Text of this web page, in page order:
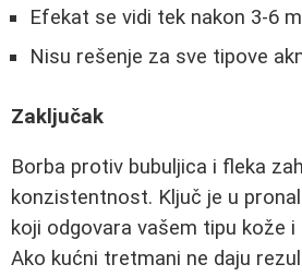
Efekat se vidi tek nakon 3-6
Nisu rešenje za sve tipove
Zaključak
Borba protiv bubuljica i fleka
konzistentnost. Ključ je u
koji odgovara vašem tipu kože
Ako kućni tretmani ne daju